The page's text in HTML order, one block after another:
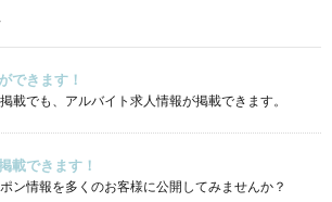
できます！
載でも、アルバイト求人情報が掲載できます。
載できます！
ン情報を多くのお客様に公開してみませんか？